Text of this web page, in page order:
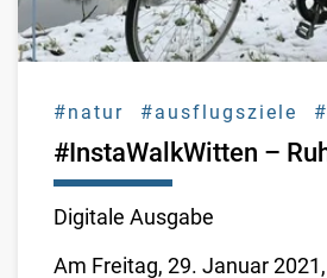
#natur #ausflugsziele
#InstaWalkWitten –
Digitale Ausgabe
Am Freitag, 29. Januar